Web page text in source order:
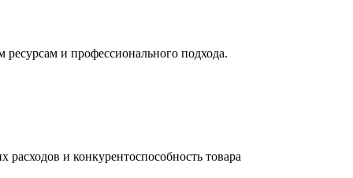
и профессионального подхода.
расходов и конкурентоспособность товара